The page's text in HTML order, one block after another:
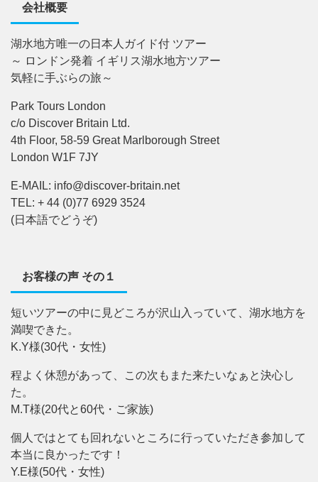
会社概要
湖水地方唯一の日本人ガイド付 ツアー
～ ロンドン発着 イギリス湖水地方ツアー
気軽に手ぶらの旅～
Park Tours London
c/o Discover Britain Ltd.
4th Floor, 58-59 Great Marlborough Street
London W1F 7JY
E-MAIL: info@discover-britain.net
TEL: + 44 (0)77 6929 3524
(日本語でどうぞ)
お客様の声 その１
短いツアーの中に見どころが沢山入っていて、湖水地方を
満喫できた。
K.Y様(30代・女性)
程よく休憩があって、この次もまた来たいなぁと決心し
た。
M.T様(20代と60代・ご家族)
個人ではとても回れないところに行っていただき参加して
本当に良かったです！
Y.E様(50代・女性)